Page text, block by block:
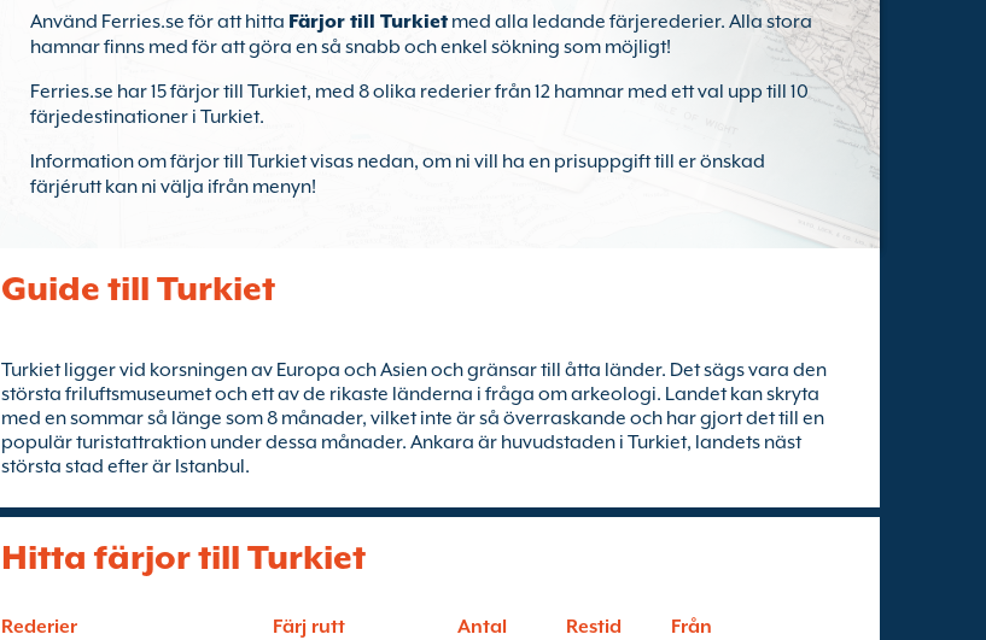
Använd Ferries.se för att hitta Färjor till Turkiet med alla ledande färjerederier. Alla stora
hamnar finns med för att göra en så snabb och enkel sökning som möjligt!
Ferries.se har 15 färjor till Turkiet, med 8 olika rederier från 12 hamnar med ett val upp till 10
färjedestinationer i Turkiet.
Information om färjor till Turkiet visas nedan, om ni vill ha en prisuppgift till er önskad
färjérutt kan ni välja ifrån menyn!
Guide till Turkiet
Turkiet ligger vid korsningen av Europa och Asien och gränsar till åtta länder. Det sägs vara den
största friluftsmuseumet och ett av de rikaste länderna i fråga om arkeologi. Landet kan skryta
med en sommar så länge som 8 månader, vilket inte är så överraskande och har gjort det till en
populär turistattraktion under dessa månader. Ankara är huvudstaden i Turkiet, landets näst
största stad efter är Istanbul.
Hitta färjor till Turkiet
Rederier Färj rutt Antal Restid Från